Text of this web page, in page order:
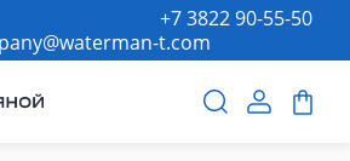
t.com
+7 3822 90-55-50